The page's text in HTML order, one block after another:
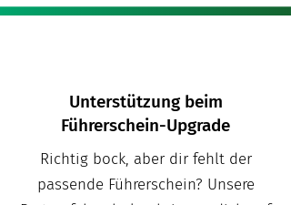
Unterstützung beim
Führerschein-Upgrade
Richtig bock, aber dir fehlt der
passende Führerschein? Unsere